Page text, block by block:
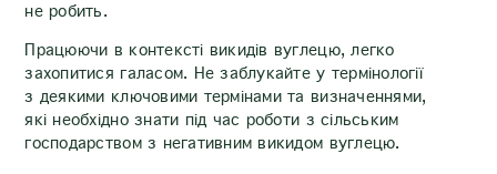
не робить.
Працюючи в контексті викидів вуглецю, легко
захопитися галасом. Не заблукайте у термінології
з деякими ключовими термінами та визначеннями,
які необхідно знати під час роботи з сільським
господарством з негативним викидом вуглецю.